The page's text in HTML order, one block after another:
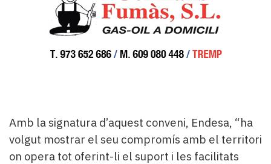
Amb la signatura d’aquest conveni, Endesa, “ha
volgut mostrar el seu compromís amb el territori
on opera tot oferint-li el suport i les facilitats